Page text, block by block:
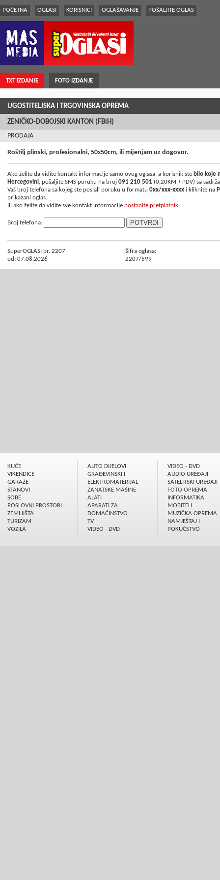
POČETNA OGLASI KORISNICI OGLAŠAVANJE POŠALJITE OGLAS
TXT IZDANJE FOTO IZDANJE
UGOSTITELJSKA I TRGOVINSKA OPREMA
ZENIČKO-DOBOJSKI KANTON (FBiH)
PRODAJA
Roštilj plinski, profesionalni, 50x50cm, ili mijenjam uz dogovor.
Ako želite da vidite kontakt informacije samo ovog oglasa, a korisnik ste bilo koje
Hercegovini, pošaljite SMS poruku na broj 091 210 501 (0,20KM + PDV) sa
Vaš broj telefona sa kojeg ste poslali poruku u formatu 0xx/xxx-xxxx i kliknite na
prikazani oglas.
ili ako želite da vidite sve kontakt informacije postanite pretplatnik.
Broj telefona:
SuperOGLASI br. 2207
od: 07.08.2026
Šifra oglasa:
2207/599
KUĆE
VIKENDICE
GARAŽE
STANOVI
SOBE
POSLOVNI PROSTORI
ZEMLJIŠTA
TURIZAM
VOZILA
AUTO DIJELOVI
GRAÐEVINSKI I
ELEKTROMATERIJAL
ZANATSKE MAŠINE
ALATI
APARATI ZA
DOMAĆINSTVO
TV
VIDEO - DVD
VIDEO - DVD
AUDIO UREÐAJI
SATELITSKI UREÐAJI
FOTO OPREMA
INFORMATIKA
MOBITELI
MUZIČKA OPREMA
NAMJEŠTAJ I
POKUĆSTVO